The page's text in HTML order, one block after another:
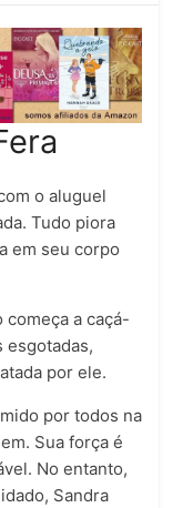
o aluguel
Tudo piora
em seu corpo
a caçá-
esgotadas,
por ele.
por todos na
Sua força é
No entanto,
Sandra